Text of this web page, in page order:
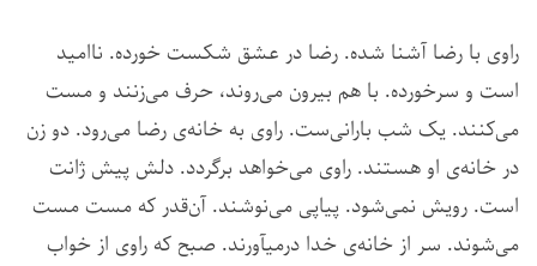
راوی با رضا آشنا شده. رضا در عشق شکست خورده. ناامید
است و سرخورده. با هم بیرون می‌روند، حرف می‌زنند و مست
می‌کنند. یک شب بارانی‌ست. راوی به خانه‌ی رضا می‌رود. دو زن
در خانه‌ی او هستند. راوی می‌خواهد برگردد. دلش پیش ژانت
است. رویش نمی‌شود. پیاپی می‌نوشند. آن‌قدر که مست مست
می‌شوند. سر از خانه‌ی خدا درمیآورند. صبح که راوی از خواب